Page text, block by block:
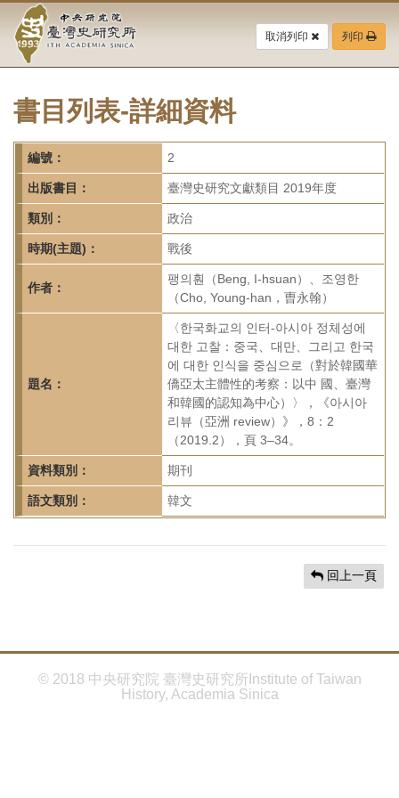
要
中
央
研
究
院-
臺
灣
史
研
首
取消列印 列印
書目列表-詳細資料
編號： 2
出版書目： 臺灣史研究文獻類目 2019年度
類別： 政治
時期(主題)： 戰後
作者：
팽의훤（Beng, I-hsuan）、조영한
（Cho, Young-han，曺永翰）
題名：
〈한국화교의 인터-아시아 정체성에
대한 고찰：중국、대만、그리고 한국
에 대한 인식을 중심으로（對於韓國華
僑亞太主體性的考察：以中 國、臺灣
和韓國的認知為中心）〉，《아시아
리뷰（亞洲 review）》，8：2
（2019.2），頁 3–34。
資料類別： 期刊
語文類別： 韓文
回上一頁
© 2018 中央研究院 臺灣史研究所Institute of Taiwan
History, Academia Sinica